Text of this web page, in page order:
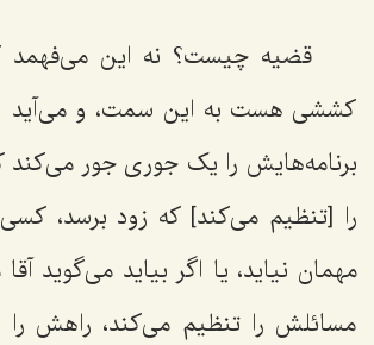
قضیه چیست؟ نه این
کششی هست به این سمت، و می‌آید
برنامه‌هایش را یک جوری جور
را [تنظیم می‌کند] که زود برسد،
مهمان نیاید، یا اگر بیاید می‌گوید
مسائلش را تنظیم می‌کند، راهش